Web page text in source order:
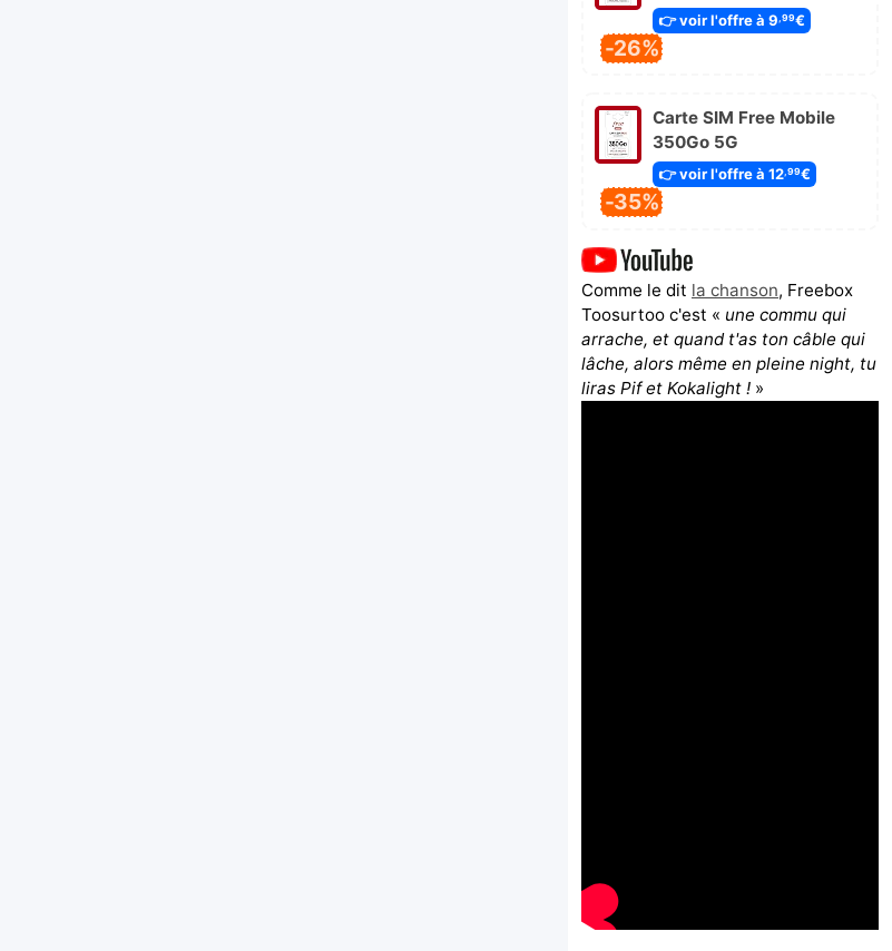
👉 voir l'offre à 9 ,99€
-26%
Carte SIM Free Mobile
350Go 5G
👉 voir l'offre à 12,99€
-35%
Comme le dit la chanson, Freebox
Toosurtoo c'est « une commu qui
arrache, et quand t'as ton câble qui
lâche, alors même en pleine night, tu
liras Pif et Kokalight ! »